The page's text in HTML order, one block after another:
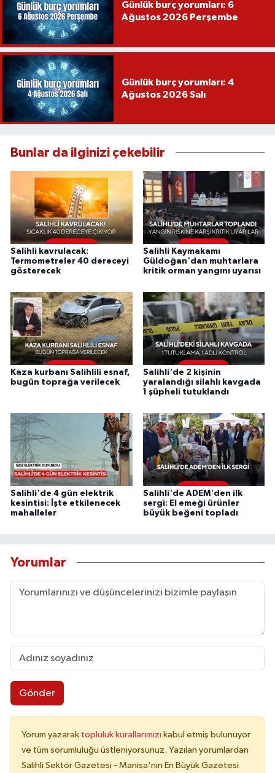
Günlük burç yorumları: 6
Ağustos 2026 Perşembe
Günlük burç yorumları: 4
Ağustos 2026 Salı
Bunlar da ilginizi çekebilir
Salihli kavrulacak:
Termometreler 40 dereceyi
gösterecek
Salihli Kaymakamı
Güldoğan'dan muhtarlara
kritik orman yangını uyarısı
Kaza kurbanı Salihlili esnaf,
bugün toprağa verilecek
Salihli'de 2 kişinin
yaralandığı silahlı kavgada
1 şüpheli tutuklandı
Salihli'de 4 gün elektrik
kesintisi: İşte etkilenecek
mahalleler
Salihli'de ADEM'den ilk
sergi: El emeği ürünler
büyük beğeni topladı
Yorumlar
Gönder
Yorum yazarak topluluk kurallarımızı kabul etmiş bulunuyor
ve tüm sorumluluğu üstleniyorsunuz. Yazılan yorumlardan
Salihli Sektör Gazetesi - Manisa'nın En Büyük Gazetesi